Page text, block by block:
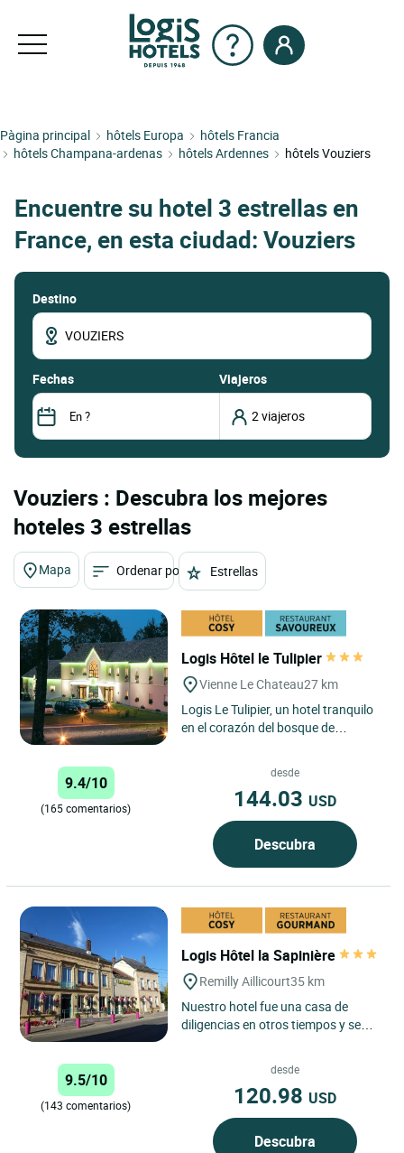
Pàgina principal hôtels Europa
hôtels Francia
hôtels Champana-ardenas
hôtels Ardennes hôtels Vouziers
Encuentre su hotel 3 estrellas en
France, en esta ciudad: Vouziers
Destino
fechas Viajeros
Vouziers : Descubra los mejores
hoteles 3 estrellas
Mapa Ordenar por Estrellas
Logis Hôtel le Tulipier
Vienne Le Chateau27 km
Logis Le Tulipier, un hotel tranquilo
en el corazón del bosque de
9.4/10
(165 comentarios)
desde
144.03 USD
Descubra
Logis Hôtel la Sapinière
Remilly Aillicourt35 km
Nuestro hotel fue una casa de
diligencias en otros tiempos y se
9.5/10
(143 comentarios)
desde
120.98 USD
Descubra